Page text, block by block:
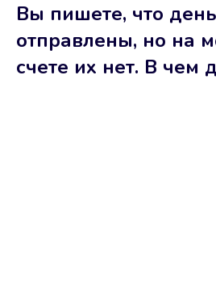
Вы пишете, что
отправлены, но на
счете их нет. В чем